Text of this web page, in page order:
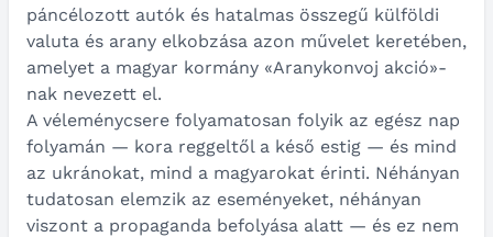
páncélozott autók és hatalmas összegű külföldi
valuta és arany elkobzása azon művelet keretében,
amelyet a magyar kormány «Aranykonvoj akció»-
nak nevezett el.
A véleménycsere folyamatosan folyik az egész nap
folyamán — kora reggeltől a késő estig — és mind
az ukránokat, mind a magyarokat érinti. Néhányan
tudatosan elemzik az eseményeket, néhányan
viszont a propaganda befolyása alatt — és ez nem